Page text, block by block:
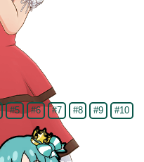
#5 #6 #7 #8 #9 #10